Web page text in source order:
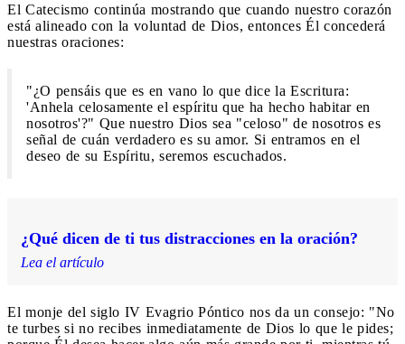
El Catecismo continúa mostrando que cuando nuestro corazón
está alineado con la voluntad de Dios, entonces Él concederá
nuestras oraciones:
"¿O pensáis que es en vano lo que dice la Escritura:
'Anhela celosamente el espíritu que ha hecho habitar en
nosotros'?" Que nuestro Dios sea "celoso" de nosotros es
señal de cuán verdadero es su amor. Si entramos en el
deseo de su Espíritu, seremos escuchados.
¿Qué dicen de ti tus distracciones en la oración?
Lea el artículo
El monje del siglo IV Evagrio Póntico nos da un consejo: "No
te turbes si no recibes inmediatamente de Dios lo que le pides;